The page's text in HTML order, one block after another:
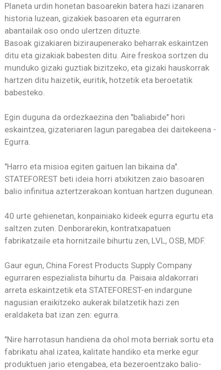
Planeta urdin honetan basoarekin batera hazi izanaren
historia luzean, gizakiek basoaren eta egurraren
abantailak oso ondo ulertzen dituzte.
Basoak gizakiaren biziraupenerako beharrak eskaintzen
ditu eta gizakiak babesten ditu. Aire freskoa sortzen du
munduko gizaki guztiak bizitzeko, eta gizaki hauskorrak
hartzen ditu haizetik, euritik, hotzetik eta beroetatik
babesteko.
Egin duguna da ordezkaezina den "baliabide" hori
eskaintzea, gizateriaren lagun paregabea dei daitekeena -
Egurra.
"Harro eta misioa egiten gaituen lan bikaina da".
STATEFOREST beti ideia horri atxikitzen zaio basoaren
balio infinitua aztertzerakoan kontuan hartzen dugunean.
40 urte gehienetan, konpainiako kideek egurra egurtu eta
saltzen zuten. Denborarekin, kontratxapatuen
fabrikatzaile eta hornitzaile bihurtu zen, LVL, OSB, MDF.
Gaur egun, China Forest Products Supply Company
egurraren espezialista bihurtu da. Paisaia aldakorrari
arreta eskaintzetik eta STATEFOREST-en indargune
nagusian eraikitzeko aukerak bilatzetik hazi zen
eraldaketa bat izan zen: egurra.
"Nire harrotasun handiena da ohol mota berriak sortu eta
fabrikatu ahal izatea, kalitate handiko eta merke egur
produktuen jario etengabea, eta bezeroentzako balio-